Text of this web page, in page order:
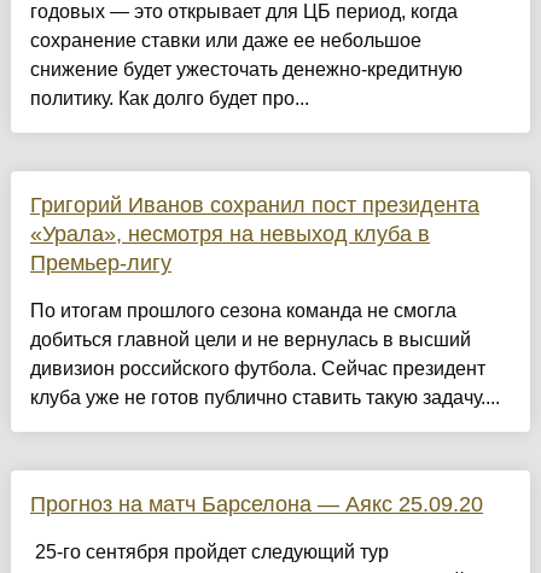
годовых — это открывает для ЦБ период, когда
сохранение ставки или даже ее небольшое
снижение будет ужесточать денежно-кредитную
политику. Как долго будет про...
Григорий Иванов сохранил пост президента
«Урала», несмотря на невыход клуба в
Премьер-лигу
По итогам прошлого сезона команда не смогла
добиться главной цели и не вернулась в высший
дивизион российского футбола. Сейчас президент
клуба уже не готов публично ставить такую задачу....
Прогноз на матч Барселона — Аякс 25.09.20
25-го сентября пройдет следующий тур